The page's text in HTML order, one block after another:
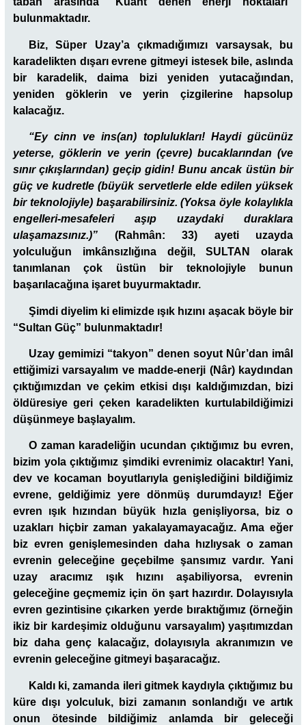
bulunmaktadır.
Biz, Süper Uzay’a çıkmadığımızı varsaysak, bu
karadelikten dışarı evrene gitmeyi istesek bile, aslında
bir karadelik, daima bizi yeniden yutacağından,
yeniden göklerin ve yerin çizgilerine hapsolup
kalacağız.
“Ey cinn ve ins(an) toplulukları! Haydi gücünüz
yeterse, göklerin ve yerin (çevre) bucaklarından (ve
sınır çıkışlarından) geçip gidin! Bunu ancak üstün bir
güç ve kudretle (büyük servetlerle elde edilen yüksek
bir teknolojiyle) başarabilirsiniz. (Yoksa öyle kolaylıkla
engelleri-mesafeleri aşıp uzaydaki duraklara
ulaşamazsınız.)” (Rahmân: 33) ayeti uzayda
yolculuğun imkânsızlığına değil, SULTAN olarak
tanımlanan çok üstün bir teknolojiyle bunun
başarılacağına işaret buyurmaktadır.
Şimdi diyelim ki elimizde ışık hızını aşacak böyle bir
“Sultan Güç” bulunmaktadır!
Uzay gemimizi “takyon” denen soyut Nûr’dan imâl
ettiğimizi varsayalım ve madde-enerji (Nâr) kaydından
çıktığımızdan ve çekim etkisi dışı kaldığımızdan, bizi
öldüresiye geri çeken karadelikten kurtulabildiğimizi
düşünmeye başlayalım.
O zaman karadeliğin ucundan çıktığımız bu evren,
bizim yola çıktığımız şimdiki evrenimiz olacaktır! Yani,
dev ve kocaman boyutlarıyla genişlediğini bildiğimiz
evrene, geldiğimiz yere dönmüş durumdayız! Eğer
evren ışık hızından büyük hızla genişliyorsa, biz o
uzakları hiçbir zaman yakalayamayacağız. Ama eğer
biz evren genişlemesinden daha hızlıysak o zaman
evrenin geleceğine geçebilme şansımız vardır. Yani
uzay aracımız ışık hızını aşabiliyorsa, evrenin
geleceğine geçmemiz için ön şart hazırdır. Dolayısıyla
evren gezintisine çıkarken yerde bıraktığımız (örneğin
ikiz bir kardeşimiz olduğunu varsayalım) yaşıtımızdan
biz daha genç kalacağız, dolayısıyla akranımızın ve
evrenin geleceğine gitmeyi başaracağız.
Kaldı ki, zamanda ileri gitmek kaydıyla çıktığımız bu
küre dışı yolculuk, bizi zamanın sonlandığı ve artık
onun ötesinde bildiğimiz anlamda bir geleceği